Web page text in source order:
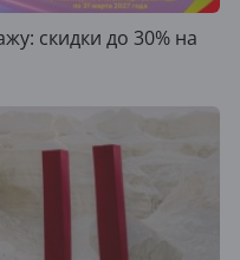
скидки до 30% на